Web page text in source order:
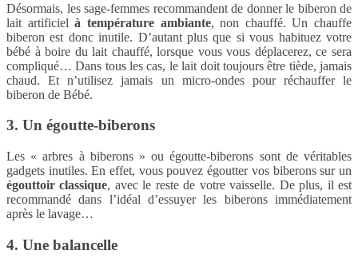
Désormais, les sage-femmes recommandent de donner le biberon de
lait artificielà température ambiante, non chauffé. Un chauffe
biberon est donc inutile. D’autant plus que si vous habituez votre
bébé à boire du lait chauffé, lorsque vous vous déplacerez, ce sera
compliqué… Dans tous les cas, le lait doit toujours être tiède, jamais
chaud. Et n’utilisez jamais un micro-ondes pour réchauffer le
biberon de Bébé.
3. Un égoutte-biberons
Les « arbres à biberons » ou égoutte-biberons sont de véritables
gadgets inutiles. En effet, vous pouvez égoutter vos biberons sur un
égouttoir classique, avec le reste de votre vaisselle. De plus, il est
recommandé dans l’idéal d’essuyer les biberons immédiatement
après le lavage…
4. Une balancelle